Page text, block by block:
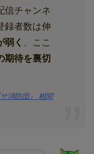
信チャンネ
録者数は伸
弱く 、ここ
期待を裏切
消防団』 相関